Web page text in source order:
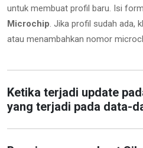
untuk membuat profil baru. Isi
Microchip. Jika profil sudah ada,
atau menambahkan nomor
Ketika terjadi update
yang terjadi pada data-